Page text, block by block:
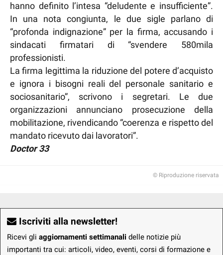
hanno definito l’intesa “deludente e insufficiente”.
In una nota congiunta, le due sigle parlano di
“profonda indignazione” per la firma, accusando i
sindacati firmatari di “svendere 580mila
professionisti.
La firma legittima la riduzione del potere d’acquisto
e ignora i bisogni reali del personale sanitario e
sociosanitario”, scrivono i segretari. Le due
organizzazioni annunciano prosecuzione della
mobilitazione, rivendicando “coerenza e rispetto del
mandato ricevuto dai lavoratori”.
Doctor 33
© Riproduzione riservata
Iscriviti alla newsletter!
Ricevi gli aggiornamenti settimanali delle notizie più
importanti tra cui: articoli, video, eventi, corsi di formazione e